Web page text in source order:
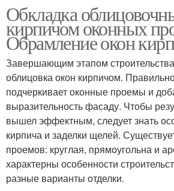
Обкладка
кирпичом оконных
Обрамление окон
Завершающим этапом
облицовка окон кирпичом.
подчеркивает оконные проемы и
выразительность фасаду. Чтобы
вышел эффектным, следует знать
кирпича и заделки щелей.
проемов: круглая, прямоугольна и
характерны особенности
разные варианты отделки.